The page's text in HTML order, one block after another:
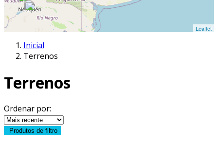
Leaflet
Inicial
Terrenos
Terrenos
Ordenar por:
Produtos de filtro